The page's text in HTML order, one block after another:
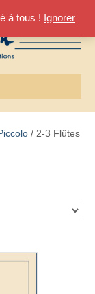
à tous ! Ignorer
/ 2-3 Flûtes